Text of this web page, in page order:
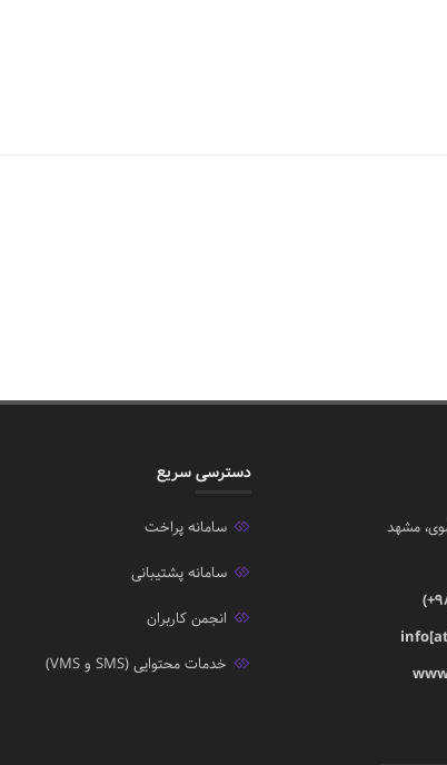
مشهد
دسترسی سریع
سامانه پراخت
سامانه پشتیبانی
انجمن کاربران
خدمات محتوایی (SMS و VMS)